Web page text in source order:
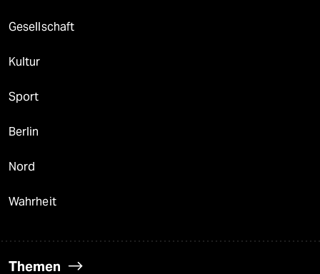
Gesellschaft
Kultur
Sport
Berlin
Nord
Wahrheit
Themen